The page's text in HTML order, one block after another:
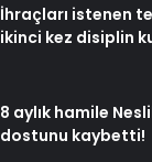
İhraçları istenen
ikinci kez disiplin
8 aylık hamile
dostunu kaybetti!